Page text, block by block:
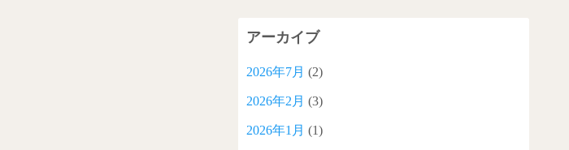
アーカイブ
2026年7月 (2)
2026年2月 (3)
2026年1月 (1)